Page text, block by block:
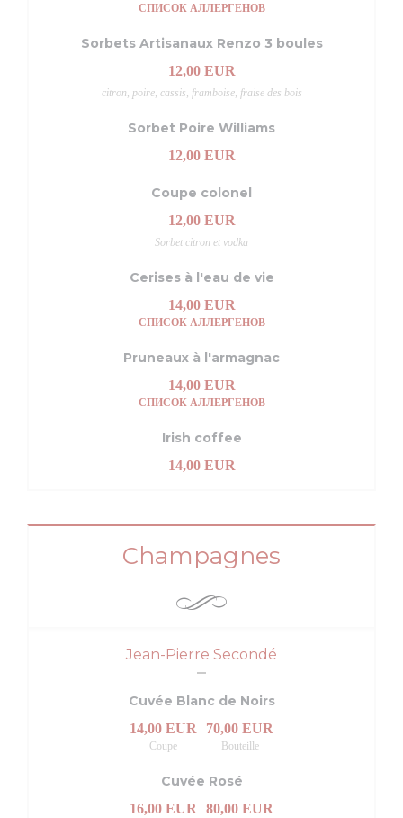
СПИСОК АЛЛЕРГЕНОВ
Sorbets Artisanaux Renzo 3 boules
12,00 EUR
citron, poire, cassis, framboise, fraise des bois
Sorbet Poire Williams
12,00 EUR
Coupe colonel
12,00 EUR
Sorbet citron et vodka
Cerises à l'eau de vie
14,00 EUR
СПИСОК АЛЛЕРГЕНОВ
Pruneaux à l'armagnac
14,00 EUR
СПИСОК АЛЛЕРГЕНОВ
Irish coffee
14,00 EUR
Champagnes
Jean-Pierre Secondé
Cuvée Blanc de Noirs
14,00 EUR
Coupe
70,00 EUR
Bouteille
Cuvée Rosé
16,00 EUR 80,00 EUR